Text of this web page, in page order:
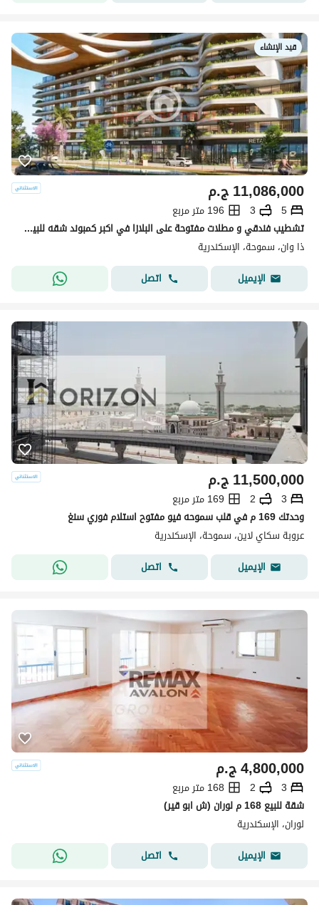
قيد الإنشاء
ج.م11,086,000
5
3
196 متر مربع
تشطيب فندقي و مطلات مفتوحة على البلازا في اكبر كمبوند شقه للبيع في سموحة
ذا وان، سموحة، الإسكندرية
الإيميل
اتصل
ج.م11,500,000
3
2
169 متر مربع
وحدتك 169 م في قلب سموحه فيو مفتوح استلام فوري سنغ
عروبة سكاي لاين، سموحة، الإسكندرية
الإيميل
اتصل
ج.م4,800,000
3
2
168 متر مربع
شقة للبيع 168 م لوران (ش ابو قير)
لوران، الإسكندرية
الإيميل
اتصل